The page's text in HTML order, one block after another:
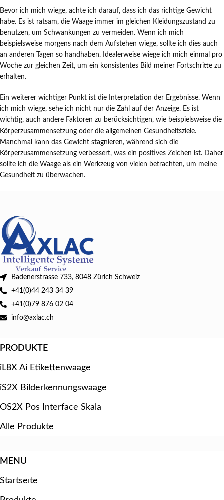
Bevor ich mich wiege, achte ich darauf, dass ich das richtige Gewicht
habe. Es ist ratsam, die Waage immer im gleichen Kleidungszustand zu
benutzen, um Schwankungen zu vermeiden. Wenn ich mich
beispielsweise morgens nach dem Aufstehen wiege, sollte ich dies auch
an anderen Tagen so handhaben. Idealerweise wiege ich mich einmal pro
Woche zur gleichen Zeit, um ein konsistentes Bild meiner Fortschritte zu
erhalten.
Ein weiterer wichtiger Punkt ist die Interpretation der Ergebnisse. Wenn
ich mich wiege, sehe ich nicht nur die Zahl auf der Anzeige. Es ist
wichtig, auch andere Faktoren zu berücksichtigen, wie beispielsweise die
Körperzusammensetzung oder die allgemeinen Gesundheitsziele.
Manchmal kann das Gewicht stagnieren, während sich die
Körperzusammensetzung verbessert, was ein positives Zeichen ist. Daher
sollte ich die Waage als ein Werkzeug von vielen betrachten, um meine
Gesundheit zu überwachen.
Badenerstrasse 733, 8048 Zürich Schweiz
+41(0)44 243 34 39
+41(0)79 876 02 04
info@axlac.ch
PRODUKTE
iL8X Ai Etikettenwaage
iS2X Bilderkennungswaage
OS2X Pos Interface Skala
Alle Produkte
MENU
Startseıte